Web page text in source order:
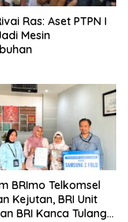
Ras: Aset PTPN I
Mesin
BRImo Telkomsel
Kejutan, BRI Unit
BRI Kanca Tulang